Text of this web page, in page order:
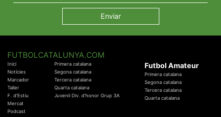
FUTBOLCATALUNYA.COM
Inici
Notícies
Marcador
Taller
F. d'Estiu
Mercat
Podcast
Primera catalana
Segona catalana
Tercera catalana
Quarta catalana
Juvenil Div. d'honor Grup 3A
Futbol Amateur
Primera catalana
Segona catalana
Tercera catalana
Quarta catalana